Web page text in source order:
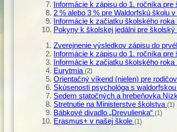
Informácie k zápisu do 1. ročníka pre
2 % alebo 3 % pre Waldorfskú školu
Informácie k začiatku školského roka
Pokyny k školskej jedálni pre školský
Zverejnenie výsledkov zápisu do
Informácie k zápisu do 1. ročníka pre
Informácie k začiatku školského roka
Eurytmia (2)
Orientačný víkend (nielen) pre
Skúsenosti psychológa s
Sedem statočných a hrebeňovka
Stretnutie na Ministerstve školstva (1)
Bábkové divadlo „Drevulienka“ (1)
Erasmus+ v našej škole (1)